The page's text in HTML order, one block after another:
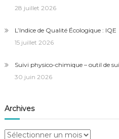
28 juillet 2026
L’Indice de Qualité Écologique : IQE
15 juillet 2026
Suivi physico-chimique – outil de
30 juin 2026
Archives
Archives